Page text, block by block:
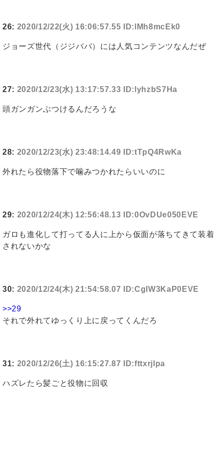
26: 2020/12/22(火) 16:06:57.55 ID:lMh8mcEk0
ジョーズ世代（ジジババ）には人気コンテンツなんだぜ
27: 2020/12/23(水) 13:17:57.33 ID:lyhzbS7Ha
頭ガンガンぶつけるんだろうな
28: 2020/12/23(水) 23:48:14.49 ID:tTpQ4RwKa
外れたら役物落下で噛みつかれたらいいのに
29: 2020/12/24(木) 12:56:48.13 ID:0OvDUe050EVE
ガロも進化して打ってる人に上から仮面が落ちてきて装着
されないかな
30: 2020/12/24(木) 21:54:58.07 ID:CgIW3KaP0EVE
>>29
それで外れてゆっくり上に戻ってくんだろ
31: 2020/12/26(土) 16:15:27.87 ID:fttxrjlpa
ハズレたら髪ごと役物に回収